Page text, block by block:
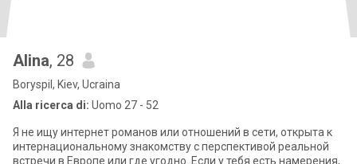
Alina, 28
Boryspil, Kiev, Ucraina
Alla ricerca di: Uomo 27 - 52
Я не ищу интернет романов или отношений в сети, открыта к
интернациональному знакомству с перспективой реальной
встречи в Европе или где угодно. Если у тебя есть намерения,